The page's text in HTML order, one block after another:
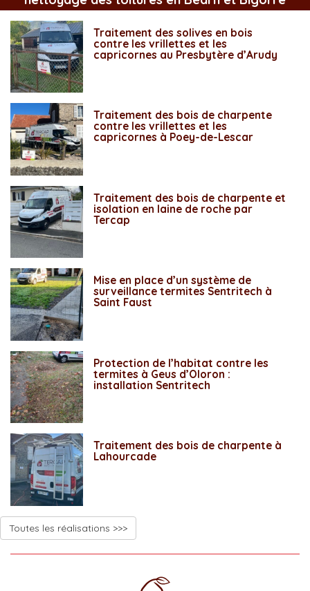
Traitement des solives en bois
contre les vrillettes et les
capricornes au Presbytère d’Arudy
Traitement des bois de charpente
contre les vrillettes et les
capricornes à Poey-de-Lescar
Traitement des bois de charpente et
isolation en laine de roche par
Tercap
Mise en place d’un système de
surveillance termites Sentritech à
Saint Faust
Protection de l’habitat contre les
termites à Geus d’Oloron :
installation Sentritech
Traitement des bois de charpente à
Lahourcade
Toutes les réalisations >>>